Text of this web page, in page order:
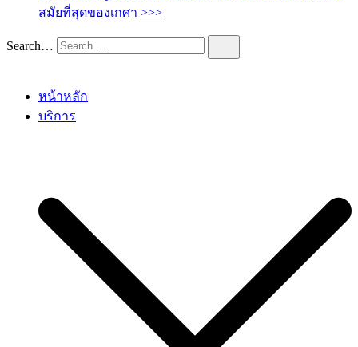
สมัยที่สุดของเกศา >>>
Search…
หน้าหลัก
บริการ